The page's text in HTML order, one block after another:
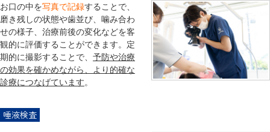
お口の中を写真で記録することで、
磨き残しの状態や歯並び、噛み合わ
せの様子、治療前後の変化などを客
観的に評価することができます。定
期的に撮影することで、 予防や治療
の効果を確かめながら、より的確な
診療につなげています。
唾液検査